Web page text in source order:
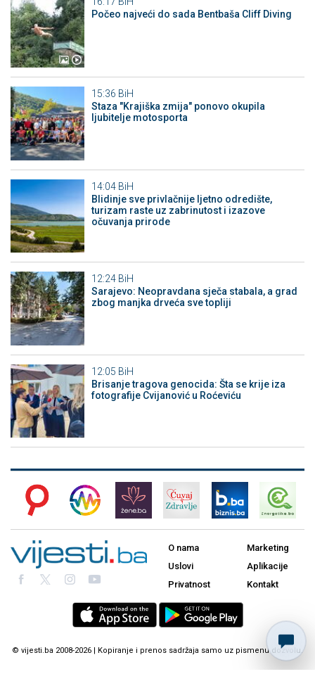
Počeo najveći do sada Bentbaša Cliff Diving
15:36 BiH
Staza "Krajiška zmija" ponovo okupila
ljubitelje motosporta
14:04 BiH
Blidinje sve privlačnije ljetno odredište,
turizam raste uz zabrinutost i izazove
očuvanja prirode
12:24 BiH
Sarajevo: Neopravdana sječa stabala, a grad
zbog manjka drveća sve topliji
12:05 BiH
Brisanje tragova genocida: Šta se krije iza
fotografije Cvijanović u Roćeviću
O nama
Uslovi
Privatnost
Marketing
Aplikacije
Kontakt
© vijesti.ba 2008-2026 | Kopiranje i prenos sadržaja samo uz pismenu dozvolu.